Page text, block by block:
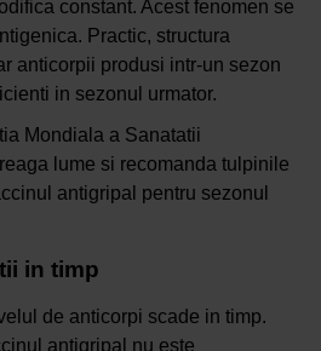
constant. Acest fenomen se
Practic, structura
anticorpii produsi intr-un sezon
in sezonul urmator.
Mondiala a Sanatatii
lume si recomanda tulpinile
antigripal pentru sezonul
in timp
de anticorpi scade in timp.
antigripal nu este